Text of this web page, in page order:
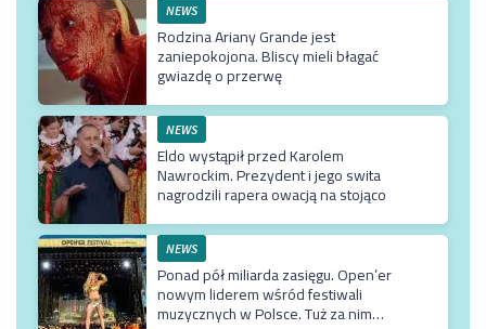
NEWS
Rodzina Ariany Grande jest
zaniepokojona. Bliscy mieli błagać
gwiazdę o przerwę
NEWS
Eldo wystąpił przed Karolem
Nawrockim. Prezydent i jego swita
nagrodzili rapera owacją na stojąco
NEWS
Ponad pół miliarda zasięgu. Open’er
nowym liderem wśród festiwali
muzycznych w Polsce. Tuż za nim